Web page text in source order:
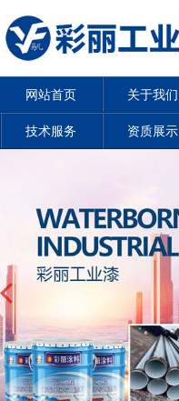
网站首页 关于我们
技术服务 资质展示